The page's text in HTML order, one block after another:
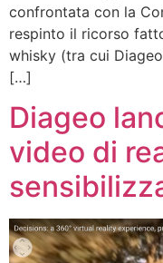
confrontata con la
respinto il ricorso
whisky (tra cui
[…]
Diageo
video di